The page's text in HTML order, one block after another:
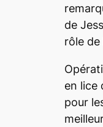
de
rôle de
en lice
pour